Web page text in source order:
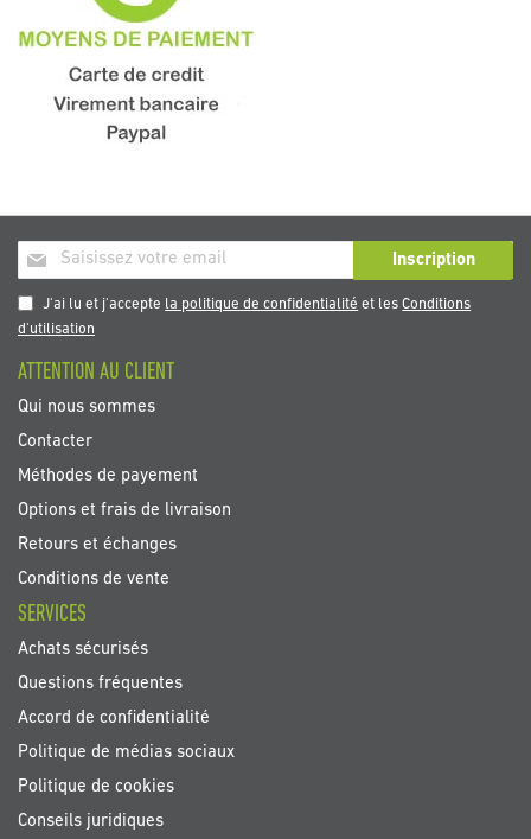
Inscription
à
notre
newsletter
Inscription
J'ai lu et j'accepte la politique de confidentialité et lesConditions
d'utilisation
ATTENTION AU CLIENT
Qui nous sommes
Contacter
Méthodes de payement
Options et frais de livraison
Retours et échanges
Conditions de vente
SERVICES
Achats sécurisés
Questions fréquentes
Accord de confidentialité
Politique de médias sociaux
Politique de cookies
Conseils juridiques